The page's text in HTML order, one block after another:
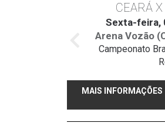
CEARÁ
Sexta-feira,
Arena Vozão
Campeonato
MAIS INFORMAÇÕES